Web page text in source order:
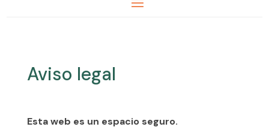
Aviso legal
Esta web es un espacio seguro.